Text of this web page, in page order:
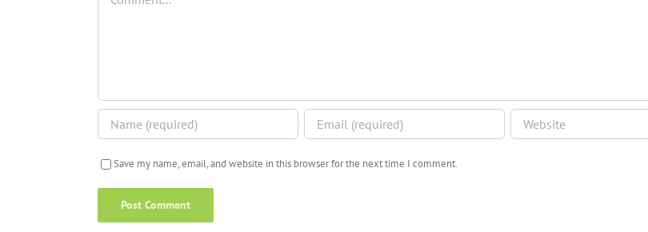
Save my name, email, and website in this browser for the next time I comment.